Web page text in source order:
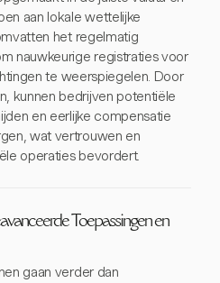
aan lokale wettelijke
het regelmatig
nauwkeurige registraties voor
te weerspiegelen. Door
kunnen bedrijven potentiële
en eerlijke compensatie
wat vertrouwen en
operaties bevordert.
Toepassingen en
gaan verder dan